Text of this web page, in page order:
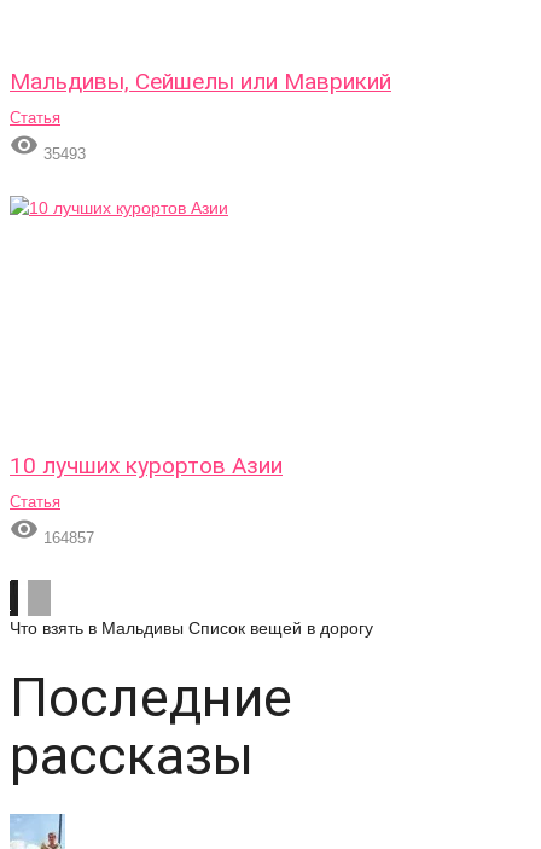
Мальдивы, Сейшелы или Маврикий
Статья
 35493
10 лучших курортов Азии
Статья
 164857
Что взять в Мальдивы Список вещей в дорогу
Последние
рассказы